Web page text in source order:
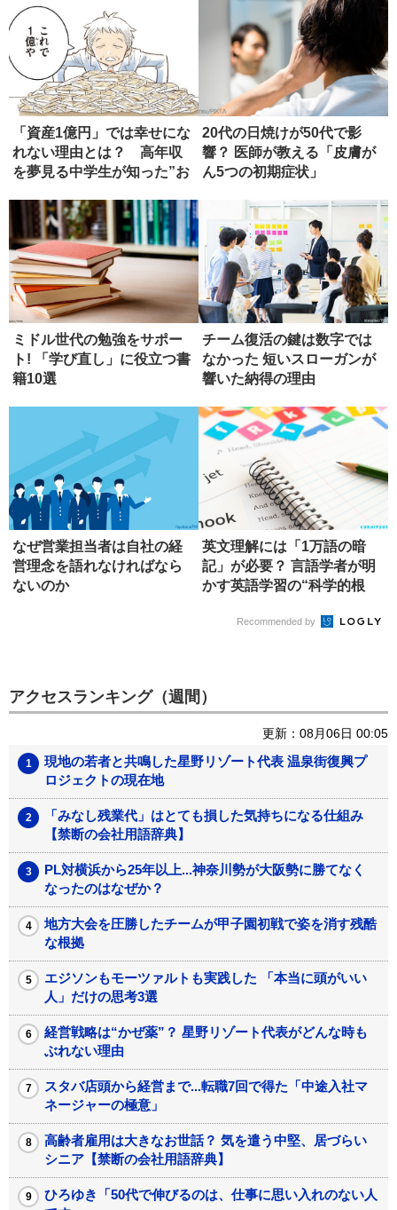
「資産1億円」では幸せにな
れない理由とは？ 高年収
を夢見る中学生が知った”お
20代の日焼けが50代で影
響？ 医師が教える「皮膚が
ん5つの初期症状」
ミドル世代の勉強をサポー
ト! 「学び直し」に役立つ書
籍10選
チーム復活の鍵は数字では
なかった 短いスローガンが
響いた納得の理由
なぜ営業担当者は自社の経
営理念を語れなければなら
ないのか
英文理解には「1万語の暗
記」が必要？ 言語学者が明
かす英語学習の“科学的根
Recommended by
アクセスランキング（週間）
更新：08月06日 00:05
現地の若者と共鳴した星野リゾート代表 温泉街復興プ
ロジェクトの現在地
「みなし残業代」はとても損した気持ちになる仕組み
【禁断の会社用語辞典】
PL対横浜から25年以上...神奈川勢が大阪勢に勝てなく
なったのはなぜか？
地方大会を圧勝したチームが甲子園初戦で姿を消す残酷
な根拠
エジソンもモーツァルトも実践した 「本当に頭がいい
人」だけの思考3選
経営戦略は“かぜ薬”？ 星野リゾート代表がどんな時も
ぶれない理由
スタバ店頭から経営まで...転職7回で得た「中途入社マ
ネージャーの極意」
高齢者雇用は大きなお世話？ 気を遣う中堅、居づらい
シニア【禁断の会社用語辞典】
ひろゆき「50代で伸びるのは、仕事に思い入れのない人